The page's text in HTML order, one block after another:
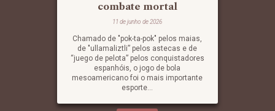
combate mortal
11 de junho de 2026
Chamado de "pok-ta-pok" pelos maias,
de "ullamaliztli” pelos astecas e de
“juego de pelota” pelos conquistadores
espanhóis, o jogo de bola
mesoamericano foi o mais importante
esporte...